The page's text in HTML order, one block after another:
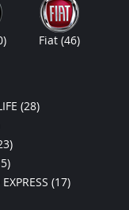
Fiat(46)
(28)
(17)